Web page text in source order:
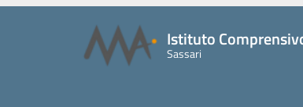
Istituto
Sassari